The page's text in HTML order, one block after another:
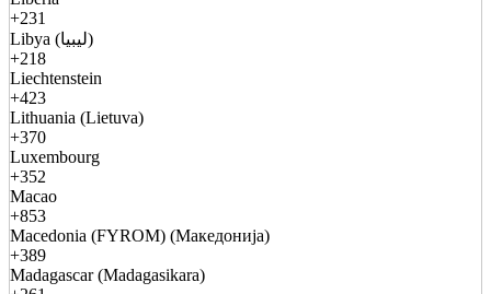
+231
Libya (ليبيا)
+218
Liechtenstein
+423
Lithuania (Lietuva)
+370
Luxembourg
+352
Macao
+853
Macedonia (FYROM) (Македонија)
+389
Madagascar (Madagasikara)